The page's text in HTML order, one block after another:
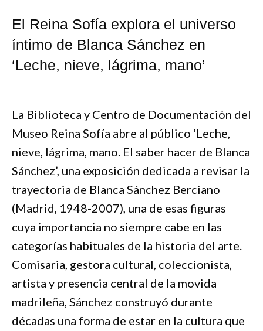
El Reina Sofía explora el universo
íntimo de Blanca Sánchez en
‘Leche, nieve, lágrima, mano’
La Biblioteca y Centro de Documentación del
Museo Reina Sofía abre al público ‘Leche,
nieve, lágrima, mano. El saber hacer de Blanca
Sánchez’, una exposición dedicada a revisar la
trayectoria de Blanca Sánchez Berciano
(Madrid, 1948-2007), una de esas figuras
cuya importancia no siempre cabe en las
categorías habituales de la historia del arte.
Comisaria, gestora cultural, coleccionista,
artista y presencia central de la movida
madrileña, Sánchez construyó durante
décadas una forma de estar en la cultura que